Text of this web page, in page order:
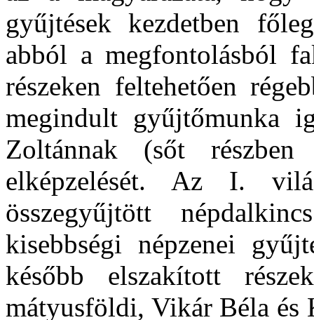
gyűjtések kezdetben
abból a megfontolásból
részeken feltehetően
megindult gyűjtőmunka
Zoltánnak (sőt
elképzelését. Az I.
összegyűjtött
kisebbségi népzenei
később elszakított
mátyusföldi, Vikár Béla